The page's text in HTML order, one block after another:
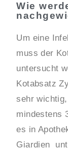
Wie
Um eine
muss der
untersucht
Kotabsatz
sehr
mindestens
es in
Giardien